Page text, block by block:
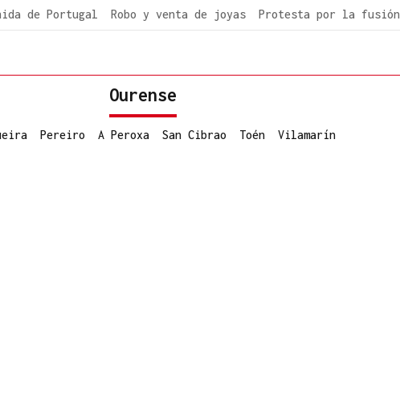
de Portugal Robo y venta de joyas Protesta por la fusión
Ourense
Pereiro A Peroxa San Cibrao Toén Vilamarín